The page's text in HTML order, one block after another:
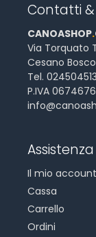
Contatti
CANOASHOP.
Via Torquato
Cesano
Tel.
P.IVA
Il mio account
Cassa
Carrello
Ordini